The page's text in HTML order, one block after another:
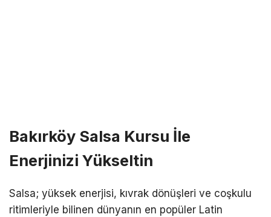
Bakırköy Salsa Kursu İle
Enerjinizi Yükseltin
Salsa; yüksek enerjisi, kıvrak dönüşleri ve coşkulu
ritimleriyle bilinen dünyanın en popüler Latin